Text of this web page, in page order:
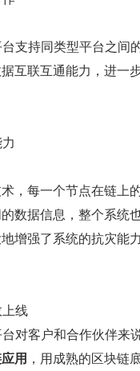
支持同类型平台之间
互联互通能力，进一
，每一个节点在链上
数据信息，整个系统
增强了系统的抗灾能
线
对客户和合作伙伴来
用 ，用成熟的区块链